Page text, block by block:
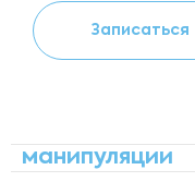
Записаться
манипуляции